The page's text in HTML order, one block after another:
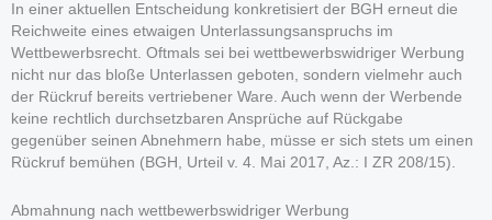
In einer aktuellen Entscheidung konkretisiert der BGH erneut die
Reichweite eines etwaigen Unterlassungsanspruchs im
Wettbewerbsrecht. Oftmals sei bei wettbewerbswidriger Werbung
nicht nur das bloße Unterlassen geboten, sondern vielmehr auch
der Rückruf bereits vertriebener Ware. Auch wenn der Werbende
keine rechtlich durchsetzbaren Ansprüche auf Rückgabe
gegenüber seinen Abnehmern habe, müsse er sich stets um einen
Rückruf bemühen (BGH, Urteil v. 4. Mai 2017, Az.: I ZR 208/15).
Abmahnung nach wettbewerbswidriger Werbung